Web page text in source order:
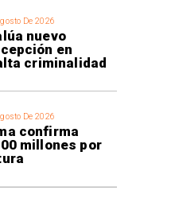
De 2026
nuevo
en
criminalidad
De 2026
confirma
millones por